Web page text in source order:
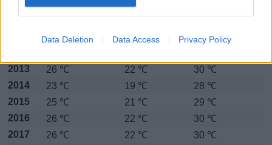
Data Deletion Data Access Privacy Policy
keskimäärin
2010
24 ℃ 21 ℃
28 ℃
2013
26 ℃ 22 ℃
30 ℃
2014
23 ℃ 19 ℃
28 ℃
2015
25 ℃ 21 ℃
29 ℃
2016
26 ℃ 22 ℃
30 ℃
2017
26 ℃ 22 ℃
30 ℃